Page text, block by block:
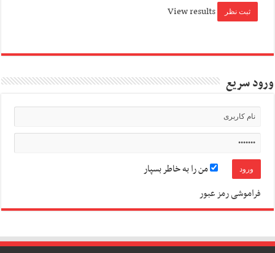
View results
ورود سریع
من را به خاطر بسپار
فراموشی رمز عبور